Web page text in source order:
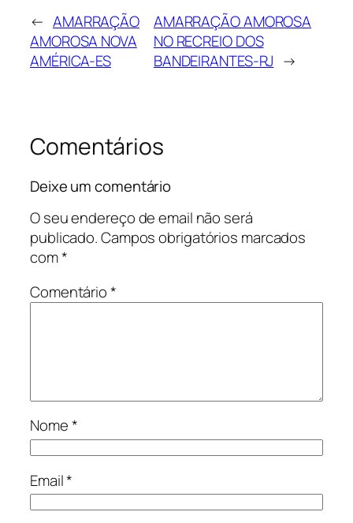
← AMARRAÇÃO
AMOROSA NOVA
AMÉRICA-ES
AMARRAÇÃO AMOROSA
NO RECREIO DOS
BANDEIRANTES-RJ →
Comentários
Deixe um comentário
O seu endereço de email não será
publicado.Campos obrigatórios marcados
com*
Comentário*
Nome*
Email*